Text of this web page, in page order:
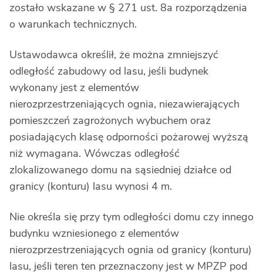
zostało wskazane w § 271 ust. 8a rozporządzenia
o warunkach technicznych.
Ustawodawca określił, że można zmniejszyć
odległość zabudowy od lasu, jeśli budynek
wykonany jest z elementów
nierozprzestrzeniających ognia, niezawierających
pomieszczeń zagrożonych wybuchem oraz
posiadających klasę odporności pożarowej wyższą
niż wymagana. Wówczas odległość
zlokalizowanego domu na sąsiedniej działce od
granicy (konturu) lasu wynosi 4 m.
Nie określa się przy tym odległości domu czy innego
budynku wzniesionego z elementów
nierozprzestrzeniających ognia od granicy (konturu)
lasu, jeśli teren ten przeznaczony jest w MPZP pod